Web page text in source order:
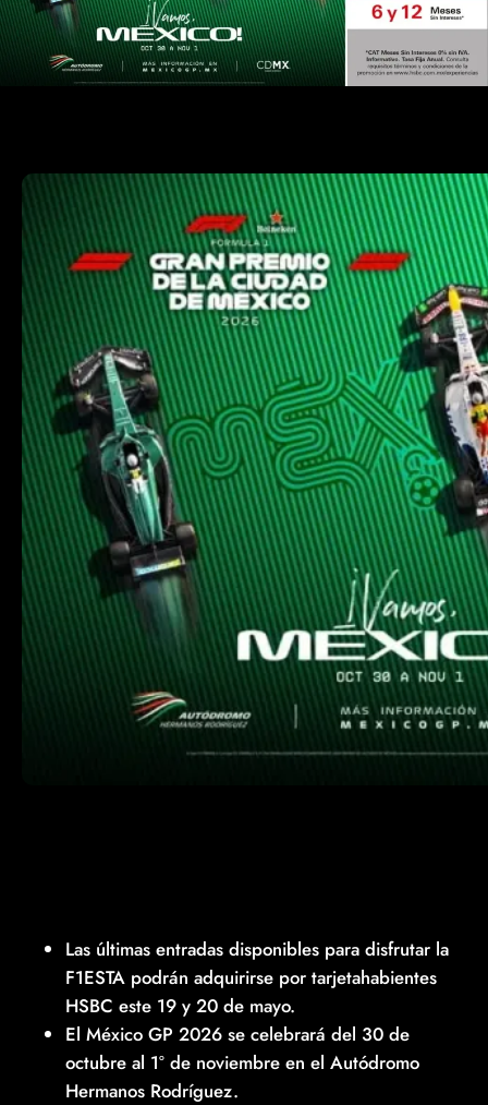
Las últimas entradas disponibles para disfrutar la
F1ESTA podrán adquirirse por tarjetahabientes
HSBC este 19 y 20 de mayo.
El México GP 2026 se celebrará del 30 de
octubre al 1° de noviembre en el Autódromo
Hermanos Rodríguez.